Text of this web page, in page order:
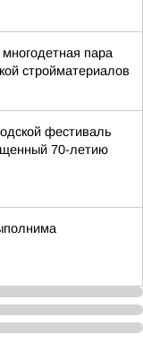
пара
стройматериалов
фестиваль
70-летию